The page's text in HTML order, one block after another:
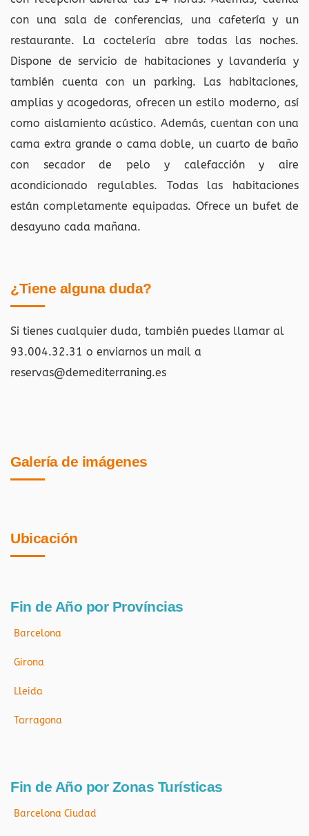
con una sala de conferencias, una cafetería y un
restaurante. La coctelería abre todas las noches.
Dispone de servicio de habitaciones y lavandería y
también cuenta con un parking. Las habitaciones,
amplias y acogedoras, ofrecen un estilo moderno, así
como aislamiento acústico. Además, cuentan con una
cama extra grande o cama doble, un cuarto de baño
con secador de pelo y calefacción y aire
acondicionado regulables. Todas las habitaciones
están completamente equipadas. Ofrece un bufet de
desayuno cada mañana.
¿Tiene alguna duda?
Si tienes cualquier duda, también puedes llamar al
93.004.32.31 o enviarnos un mail a
reservas@demediterraning.es
Galería de imágenes
Ubicación
Fin de Año por Províncias
Barcelona
Girona
Lleida
Tarragona
Fin de Año por Zonas Turísticas
Barcelona Ciudad